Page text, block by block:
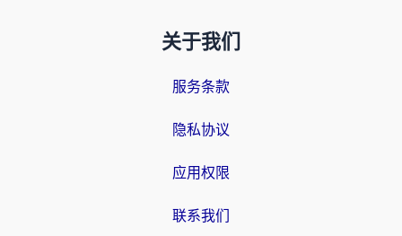
关于我们
服务条款
隐私协议
应用权限
联系我们